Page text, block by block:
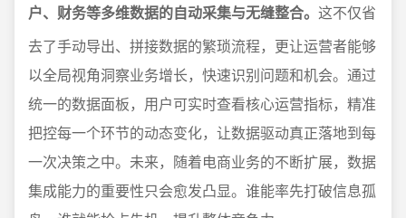
户、财务等多维数据的自动采集与无缝整合。 这不仅省
去了手动导出、拼接数据的繁琐流程，更让运营者能够
以全局视角洞察业务增长，快速识别问题和机会。通过
统一的数据面板，用户可实时查看核心运营指标，精准
把控每一个环节的动态变化，让数据驱动真正落地到每
一次决策之中。未来，随着电商业务的不断扩展，数据
集成能力的重要性只会愈发凸显。谁能率先打破信息孤